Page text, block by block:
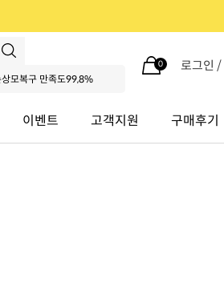
0 로그인 /
이벤트 고객지원 구매후기